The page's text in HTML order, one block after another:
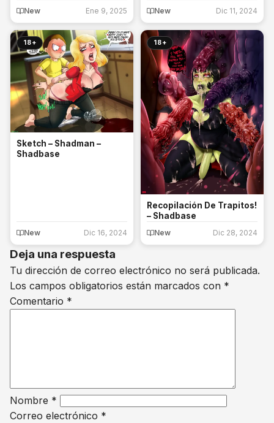
New Ene 9, 2025 New Dic 11, 2024
18+
Sketch – Shadman –
Shadbase
New Dic 16, 2024
18+
Recopilación De Trapitos!
– Shadbase
New Dic 28, 2024
Deja una respuesta
Tu dirección de correo electrónico no será publicada.
Los campos obligatorios están marcados con *
Comentario *
Nombre *
Correo electrónico *